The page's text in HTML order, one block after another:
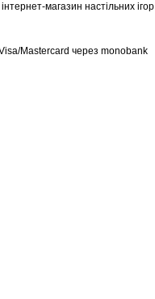
інтернет-магазин настільних ігор